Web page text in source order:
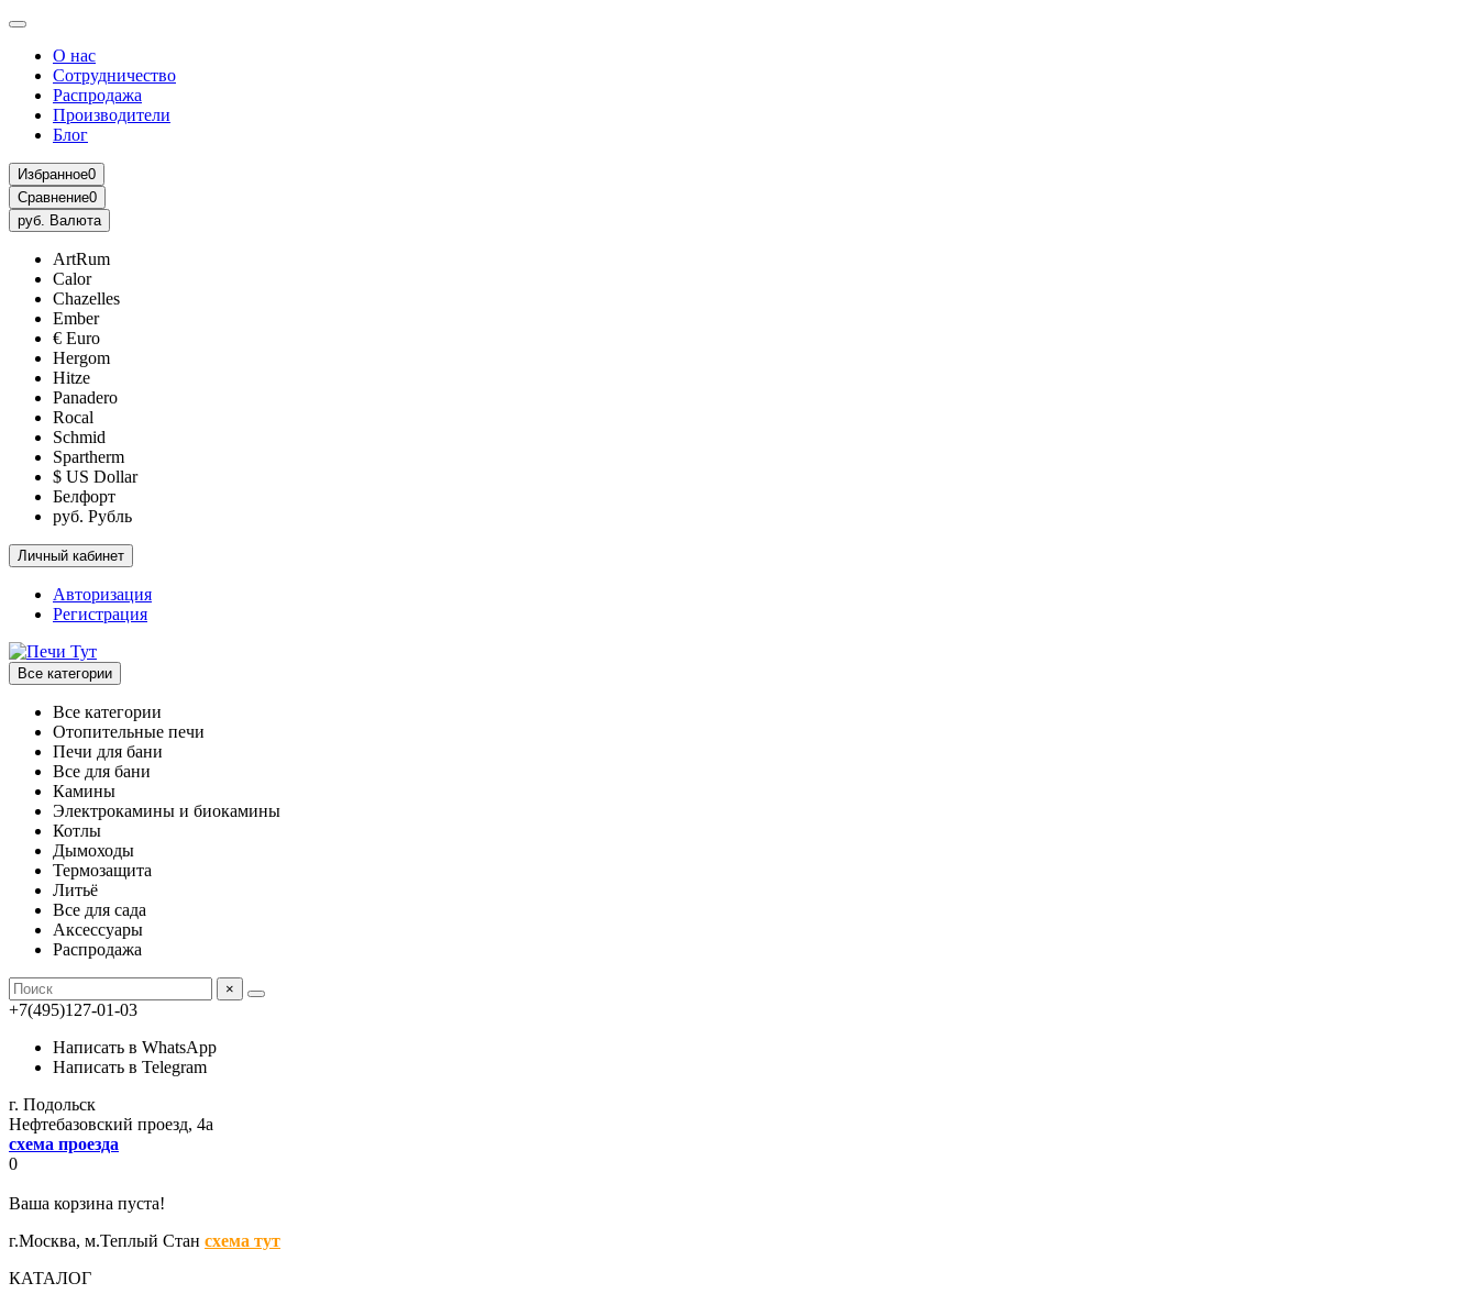
О нас
Сотрудничество
Распродажа
Производители
Блог
Избранное0
Сравнение0
руб. Валюта
ArtRum
Calor
Chazelles
Ember
€ Euro
Hergom
Hitze
Panadero
Rocal
Schmid
Spartherm
$ US Dollar
Белфорт
руб. Рубль
Личный кабинет
Авторизация
Регистрация
Все категории
Все категории
Отопительные печи
Печи для бани
Все для бани
Камины
Электрокамины и биокамины
Котлы
Дымоходы
Термозащита
Литьё
Все для сада
Аксессуары
Распродажа
×
+7(495)127-01-03
Написать в WhatsApp
Написать в Telegram
г. Подольск
Нефтебазовский проезд, 4а
схема проезда
0
Ваша корзина пуста!
г.Москва, м.Теплый Стан схема тут
КАТАЛОГ